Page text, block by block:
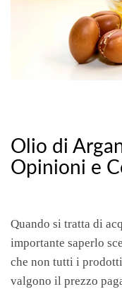
Olio di
Opinioni e
Quando si tratta di
importante saperlo
che non tutti i
valgono il prezzo